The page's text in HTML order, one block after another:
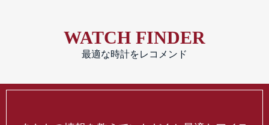
WATCH FINDER
最適な時計をレコメンド